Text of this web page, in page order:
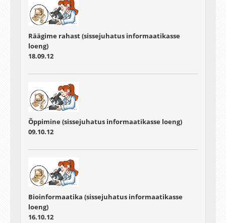
Räägime rahast (sissejuhatus informaatikasse
loeng)
18.09.12
Õppimine (sissejuhatus informaatikasse loeng)
09.10.12
Bioinformaatika (sissejuhatus informaatikasse
loeng)
16.10.12